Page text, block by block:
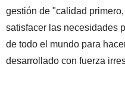
gestión de "calidad
satisfacer las necesidades
de todo el mundo para
desarrollado con fuerza